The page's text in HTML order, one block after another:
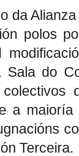
da
polos
Sala do
a
Terceira.